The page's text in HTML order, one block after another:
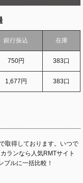
銀行振込 在庫
750円 383口
1,677円 383口
取得しております。いつで
ランなら人気RMTサイト
プルに一括比較！